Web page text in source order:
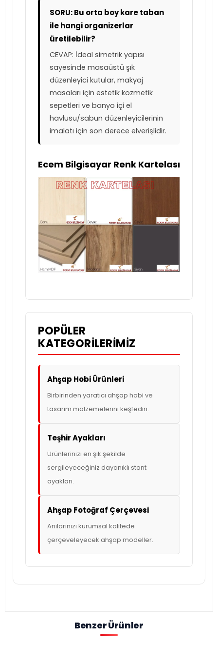
SORU: Bu orta boy kare taban
ile hangi organizerlar
üretilebilir?
CEVAP: İdeal simetrik yapısı
sayesinde masaüstü şık
düzenleyici kutular, makyaj
masaları için estetik kozmetik
sepetleri ve banyo içi el
havlusu/sabun düzenleyicilerinin
imalatı için son derece elverişlidir.
Ecem Bilgisayar Renk Kartelası
POPÜLER
KATEGORILERIMIZ
Ahşap Hobi Ürünleri
Birbirinden yaratıcı ahşap hobi ve
tasarım malzemelerini keşfedin.
Teşhir Ayakları
Ürünlerinizi en şık şekilde
sergileyeceğiniz dayanıklı stant
ayakları.
Ahşap Fotoğraf Çerçevesi
Anılarınızı kurumsal kalitede
çerçeveleyecek ahşap modeller.
Benzer Ürünler